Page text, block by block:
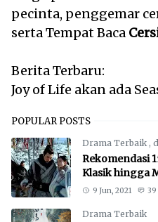
pecinta, penggemar
serta Tempat Baca
Berita Terbaru:
Joy of Life akan ada
POPULAR POSTS
Drama Terbaik ,
Rekomendasi
Klasik hingga
9 Jun, 2021 39
Drama Terbaik